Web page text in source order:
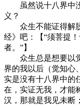
虽然说十八界中没
义？
众生不能证得解脱
经》吧：【“须菩提
者。”】
众生总是想要以觉
界的我以后（觉知心
实是没有十八界中的
在，实证无我，才能
汉，那就是我见未断